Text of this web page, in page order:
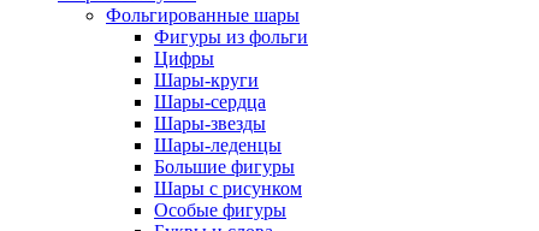
Фольгированные шары
Фигуры из фольги
Цифры
Шары-круги
Шары-сердца
Шары-звезды
Шары-леденцы
Большие фигуры
Шары с рисунком
Особые фигуры